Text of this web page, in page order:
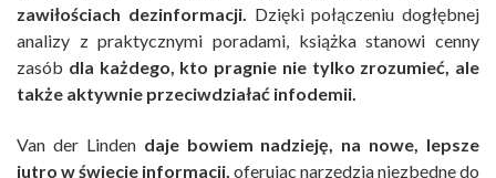
zawiłościach dezinformacji.
Dzięki połączeniu dogłębnej
analizy z praktycznymi poradami, książka stanowi cenny
zasób dla każdego, kto pragnie nie tylko zrozumieć, ale
także aktywnie przeciwdziałać infodemii.
Van der Linden daje bowiem nadzieję, na nowe, lepsze
jutro w świecie informacji, oferując narzędzia niezbędne do